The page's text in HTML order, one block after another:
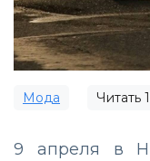
Мода Читать 1
9 апреля в